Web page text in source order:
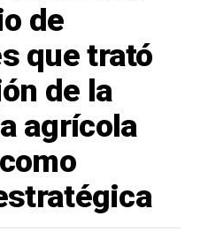
de
que trató
de la
agrícola